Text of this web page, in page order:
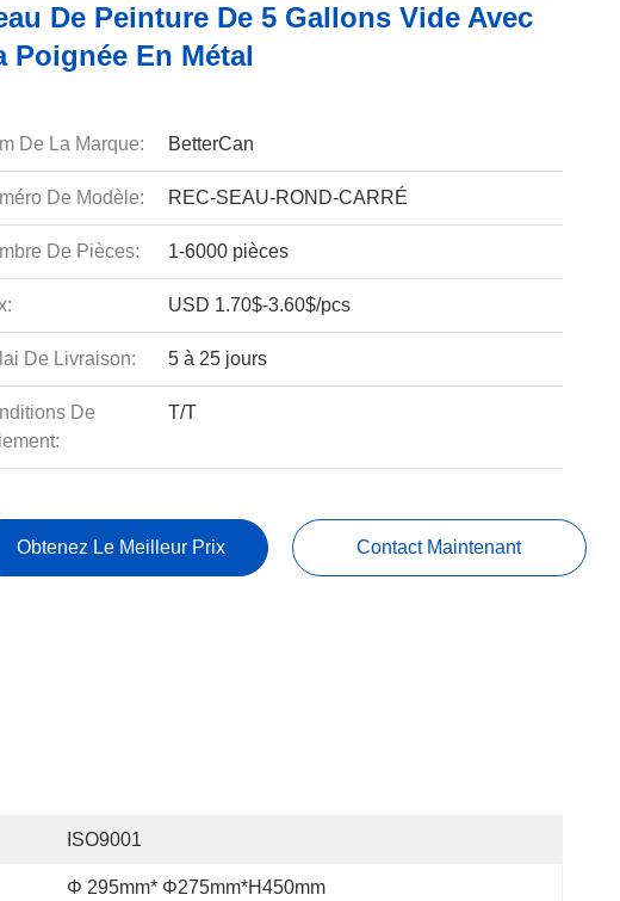
De Peinture De 5 Gallons Vide Avec
Poignée En Métal
De La Marque: BetterCan
De Modèle: REC-SEAU-ROND-CARRÉ
De Pièces: 1-6000 pièces
USD 1.70$-3.60$/pcs
De Livraison: 5 à 25 jours
De
T/T
Obtenez Le Meilleur Prix Contact Maintenant
ISO9001
Φ 295mm* Φ275mm*H450mm